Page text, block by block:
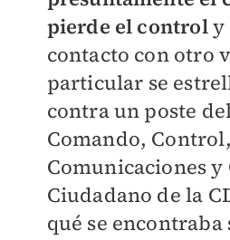
pierde el controly
contacto con otro
particular se
contra un poste
Comando,
Comunicaciones y
Ciudadano de la
qué se encontraba